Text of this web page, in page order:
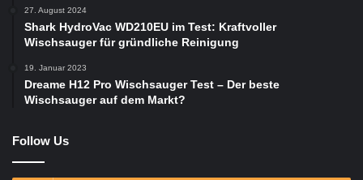
27. August 2024
Shark HydroVac WD210EU im Test: Kraftvoller
Wischsauger für gründliche Reinigung
19. Januar 2023
Dreame H12 Pro Wischsauger Test – Der beste
Wischsauger auf dem Markt?
Follow Us